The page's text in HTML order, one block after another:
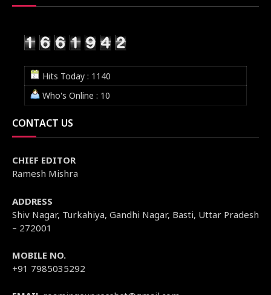
Hits Today : 1140
Who's Online : 10
CONTACT US
CHIEF EDITOR
Ramesh Mishra
ADDRESS
Shiv Nagar, Turkahiya, Gandhi Nagar, Basti, Uttar Pradesh
– 272001
MOBILE NO.
+91 7985035292